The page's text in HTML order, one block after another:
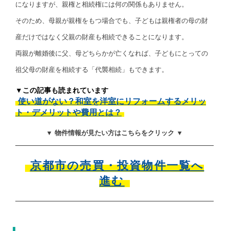
になりますが、親権と相続権には何の関係もありません。
そのため、母親が親権をもつ場合でも、子どもは親権者の母の財
産だけではなく父親の財産も相続できることになります。
両親が離婚後に父、母どちらかが亡くなれば、子どもにとっての
祖父母の財産を相続する「代襲相続」もできます。
▼この記事も読まれています
使い道がない？和室を洋室にリフォームするメリッ
ト・デメリットや費用とは？
▼ 物件情報が見たい方はこちらをクリック ▼
京都市の売買・投資物件一覧へ
進む